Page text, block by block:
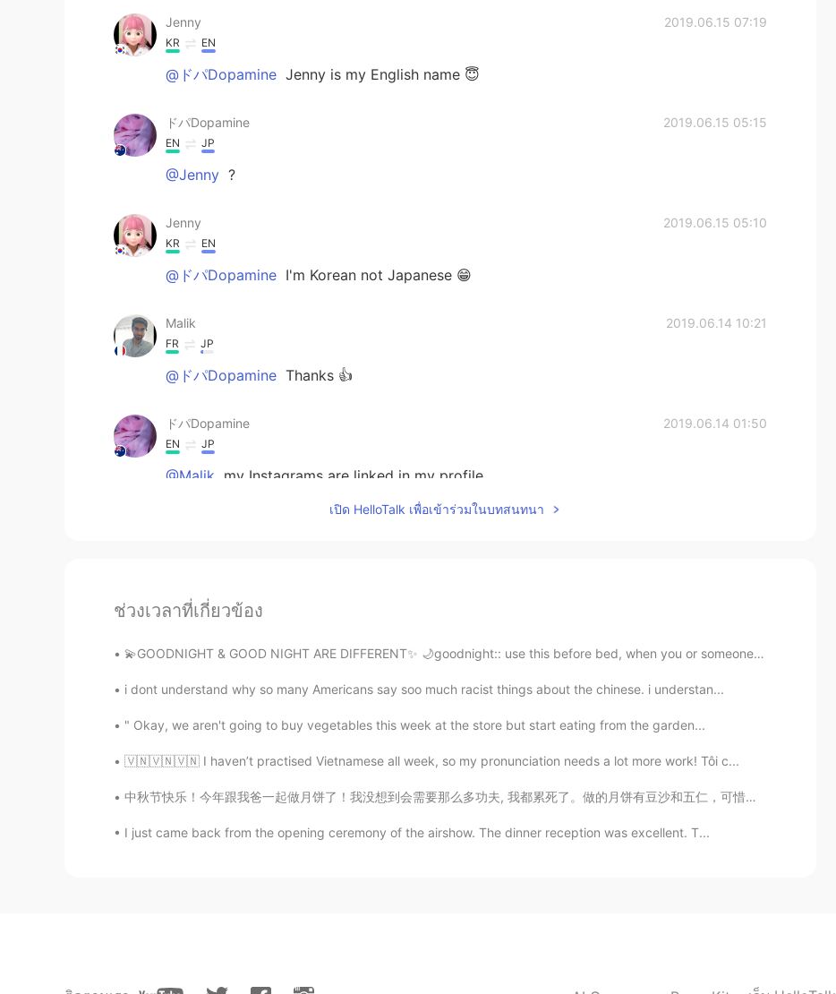
Jenny 2019.06.15 07:19
KR EN
@ドパDopamine Jenny is my English name 😇
ドパDopamine 2019.06.15 05:15
EN JP
@Jenny ?
Jenny 2019.06.15 05:10
KR EN
@ドパDopamine I'm Korean not Japanese 😁
Malik 2019.06.14 10:21
FR JP
@ドパDopamine Thanks 👍
ドパDopamine 2019.06.14 01:50
EN JP
@Malik my Instagrams are linked in my profile
admire your talent? :D
EN JP
@shingo tokuyasu yes I used the canon battery 1100D also know as Rebel T3 to take
shingo tokuyasu 2019.06.13 16:28
เปิด HelloTalk เพื่อเข้าร่วมในบทสนทนา
ช่วงเวลาที่เกี่ยวข้อง
💫GOODNIGHT & GOOD NIGHT ARE DIFFERENT✨ 🌙goodnight:: use this before bed, when you or someone els...
i dont understand why so many Americans say soo much racist things about the chinese. i understan...
" Okay, we aren't going to buy vegetables this week at the store but start eating from the garden...
🇻🇳🇻🇳🇻🇳 I haven’t practised Vietnamese all week, so my pronunciation needs a lot more work! Tôi c...
中秋节快乐！今年跟我爸一起做月饼了！我没想到会需要那么多功夫, 我都累死了。做的月饼有豆沙和五仁，可惜的是没有莲蓉不过豆沙+咸蛋黄一样那么好吃。首先要把皮儿揉好，这个我爸负责。然后豆沙馅儿和五仁...
I just came back from the opening ceremony of the airshow. The dinner reception was excellent. T...